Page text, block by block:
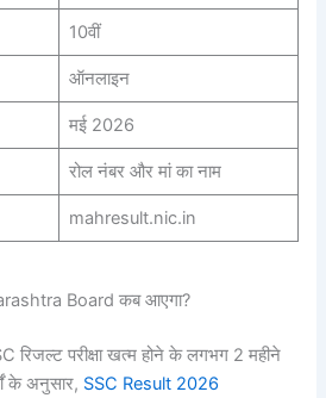
10वीं
ऑनलाइन
मई 2026
रोल नंबर और मां का नाम
mahresult.nic.in
Board कब आएगा?
रिजल्ट परीक्षा खत्म होने के लगभग 2 महीने
के अनुसार, SSC Result 2026